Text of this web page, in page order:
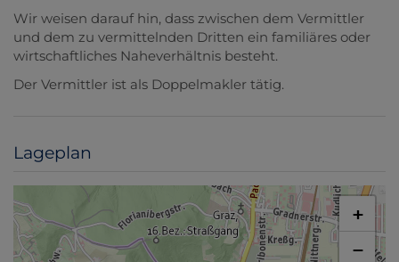
Wir weisen darauf hin, dass zwischen dem Vermittler
und dem zu vermittelnden Dritten ein familiäres oder
wirtschaftliches Naheverhältnis besteht.
Der Vermittler ist als Doppelmakler tätig.
Lageplan
+
−